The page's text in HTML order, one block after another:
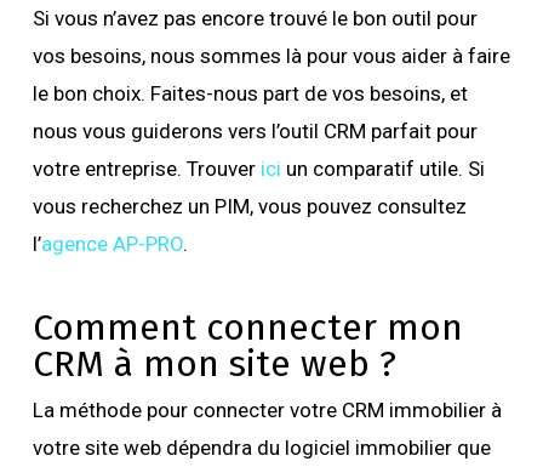
Si vous n’avez pas encore trouvé le bon outil pour
vos besoins, nous sommes là pour vous aider à faire
le bon choix. Faites-nous part de vos besoins, et
nous vous guiderons vers l’outil CRM parfait pour
votre entreprise. Trouver ici un comparatif utile. Si
vous recherchez un PIM, vous pouvez consultez
l’agence AP-PRO.
Comment connecter mon
CRM à mon site web ?
La méthode pour connecter votre CRM immobilier à
votre site web dépendra du logiciel immobilier que